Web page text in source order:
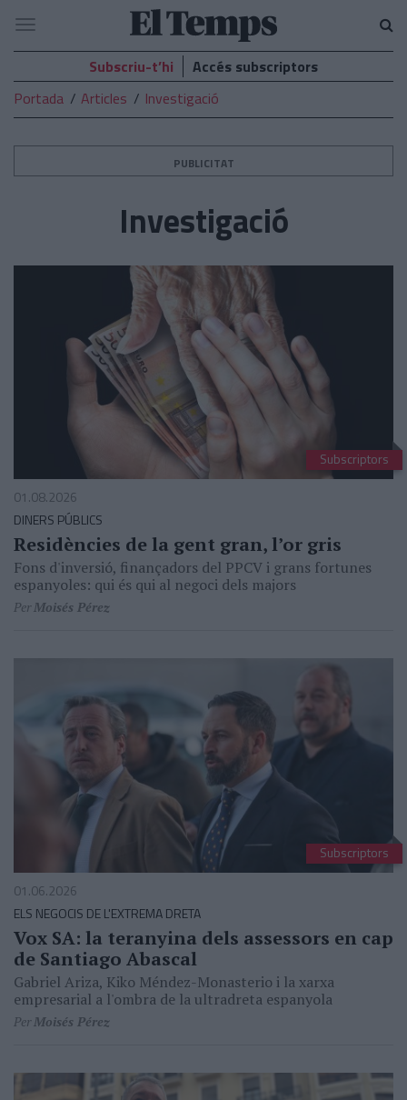
El
Temps
Navegació
Subscriu-t’hi
Accés subscriptors
Portada
Articles Investigació
PUBLICITAT
Investigació
Subscriptors
01.08.2026
DINERS PÚBLICS
Residències de la gent gran, l’or gris
Fons d'inversió, finançadors del PPCV i grans fortunes
espanyoles: qui és qui al negoci dels majors
PerMoisés Pérez
Subscriptors
01.06.2026
ELS NEGOCIS DE L'EXTREMA DRETA
Vox SA: la teranyina dels assessors en cap
de Santiago Abascal
Gabriel Ariza, Kiko Méndez-Monasterio i la xarxa
empresarial a l'ombra de la ultradreta espanyola
PerMoisés Pérez